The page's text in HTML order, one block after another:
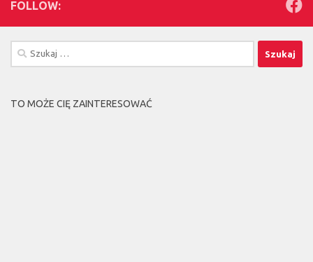
FOLLOW:
Szukaj:
TO MOŻE CIĘ ZAINTERESOWAĆ